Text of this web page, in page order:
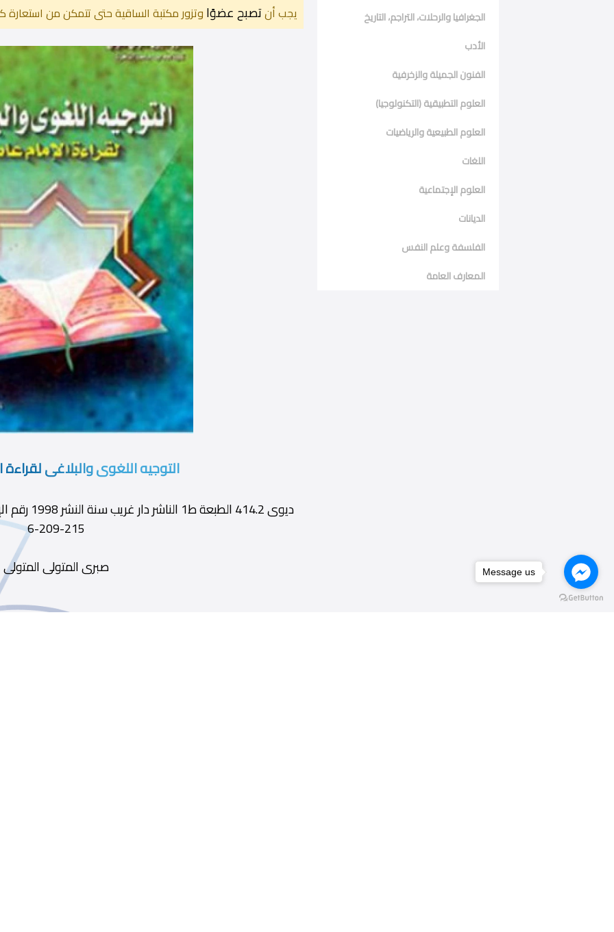
الجغرافيا والرحلات، التراجم، التاريخ
الأدب
الفنون الجميلة والزخرفية
العلوم التطبيقية (التكنولوجيا)
العلوم الطبيعية والرياضيات
اللغات
العلوم الإجتماعية
الديانات
الفلسفة وعلم النفس
المعارف العامة
يجب أنتصبح عضوًا وتزور مكتبة الساقية حتى تتمكن من استعارة
التوجيه اللغوى والبلاغى
215-209-6
صبرى المتولى المتولى
Message us